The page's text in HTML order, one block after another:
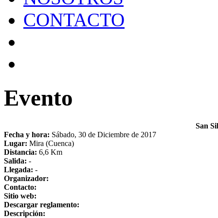
CONTACTO
Evento
San
Fecha y hora: Sábado, 30 de Diciembre de 2017
Lugar: Mira (Cuenca)
Distancia: 6,6 Km
Salida: -
Llegada: -
Organizador:
Contacto:
Sitio web:
Descargar reglamento:
Descripción: